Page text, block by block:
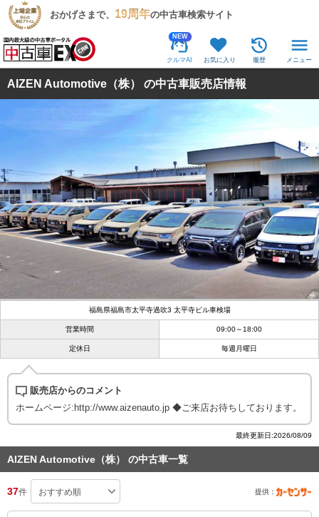
おかげさまで、 19周年の中古車検索サイト
NEW
クルマAI お気に入り 履歴 メニュー
AIZEN Automotive（株） の中古車販売店情報
福島県福島市太平寺過吹3 太平寺ビル車検場
営業時間 09:00～18:00
定休日 毎週月曜日
販売店からのコメント
ホームページ:http://www.aizenauto.jp ◆ご来店お待ちしております。
最終更新日:2026/08/09
AIZEN Automotive（株） の中古車一覧
37件 提供：